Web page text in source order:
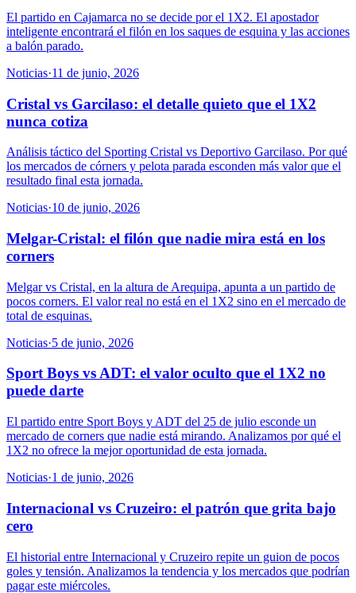
El partido en Cajamarca no se decide por el 1X2. El apostador
inteligente encontrará el filón en los saques de esquina y las acciones
a balón parado.
Noticias·11 de junio, 2026
Cristal vs Garcilaso: el detalle quieto que el 1X2
nunca cotiza
Análisis táctico del Sporting Cristal vs Deportivo Garcilaso. Por qué
los mercados de córners y pelota parada esconden más valor que el
resultado final esta jornada.
Noticias·10 de junio, 2026
Melgar-Cristal: el filón que nadie mira está en los
corners
Melgar vs Cristal, en la altura de Arequipa, apunta a un partido de
pocos corners. El valor real no está en el 1X2 sino en el mercado de
total de esquinas.
Noticias·5 de junio, 2026
Sport Boys vs ADT: el valor oculto que el 1X2 no
puede darte
El partido entre Sport Boys y ADT del 25 de julio esconde un
mercado de corners que nadie está mirando. Analizamos por qué el
1X2 no ofrece la mejor oportunidad de esta jornada.
Noticias·1 de junio, 2026
Internacional vs Cruzeiro: el patrón que grita bajo
cero
El historial entre Internacional y Cruzeiro repite un guion de pocos
goles y tensión. Analizamos la tendencia y los mercados que podrían
pagar este miércoles.